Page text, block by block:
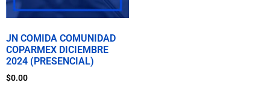
JN COMIDA COMUNIDAD
COPARMEX DICIEMBRE
2024 (PRESENCIAL)
$0.00